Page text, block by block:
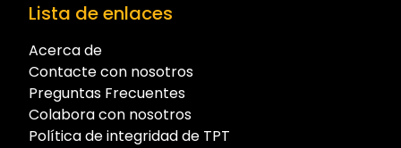
Lista de enlaces
Acerca de
Contacte con nosotros
Preguntas Frecuentes
Colabora con nosotros
Política de integridad de TPT